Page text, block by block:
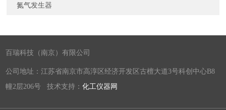
氮气发生器
百瑞科技（南京）有限公司
公司地址：江苏省南京市高淳区经济开发区古檀大道3号科创中心B8
幢2层206号 技术支持：化工仪器网